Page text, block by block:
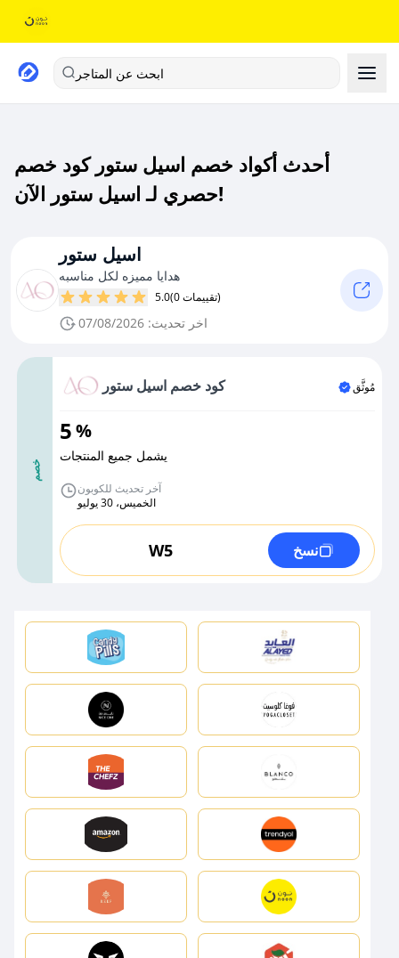
ابحث عن المتاجر
أحدث أكواد خصم اسيل ستور كود خصم
حصري لـ اسيل ستور الآن!
اسيل ستور
هدايا مميزه لكل مناسبه
5.0 (0 تقييمات)
اخر تحديث: 07/08/2026
خصم
كود خصم اسيل ستور مُوثَّق
5%
يشمل جميع المنتجات
آخر تحديث للكوبون
الخميس، 30 يوليو
W5 نسخ